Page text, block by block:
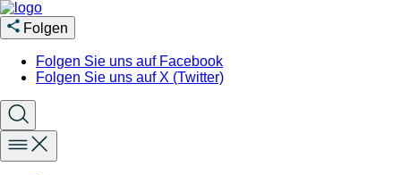
Folgen
Folgen Sie uns auf Facebook
Folgen Sie uns auf X (Twitter)